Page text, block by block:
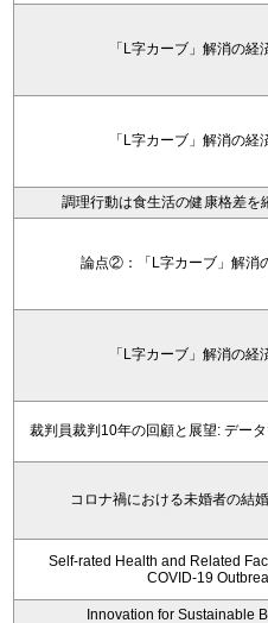
「L字カーブ」解消の経
「L字カーブ」解消の経
調理行動は食生活の健康格差を
論点②：「L字カーブ」解消
「L字カーブ」解消の経
裁判員裁判10年の回顧と展望: デー
コロナ禍における未婚者の結
Self-rated Health and Related
COVID-19
Innovation for Sustainable